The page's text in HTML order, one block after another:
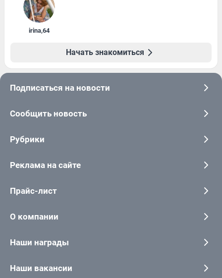
irina,64
Начать знакомиться
Подписаться на новости
Сообщить новость
Рубрики
Реклама на сайте
Прайс-лист
О компании
Наши награды
Наши вакансии